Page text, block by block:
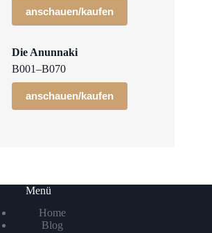
anschauen/kaufen
Die Anunnaki
B001–B070
anschauen/kaufen
Menü
Home
Blog